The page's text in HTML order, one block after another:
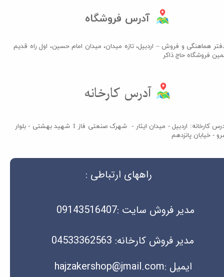
آدرس فروشگاه
هماهنگی و فروش – اردبیل، تازه میدان، میدان امام حسین، اول راه قدیم
فروشگاه حاج ذاکر​​​​​​​
آدرس کارخانه: اردبیل - میدان ایثار - شهرک صنعتی فاز 1 شهید بهشتی - بلوار
- خیابان پانزدهم
مدیر فروش کارخانه: 04533362563
راههای ارتباطی :
مدیر فروش سایت :09143516407
ایمیل :hajzakershop@jmail.com
آدرس کارخانه​​​​​​​